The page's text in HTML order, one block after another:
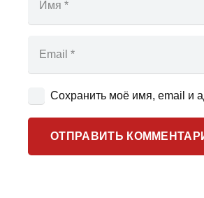
Сохранить моё имя, email и
ОТПРАВИТЬ